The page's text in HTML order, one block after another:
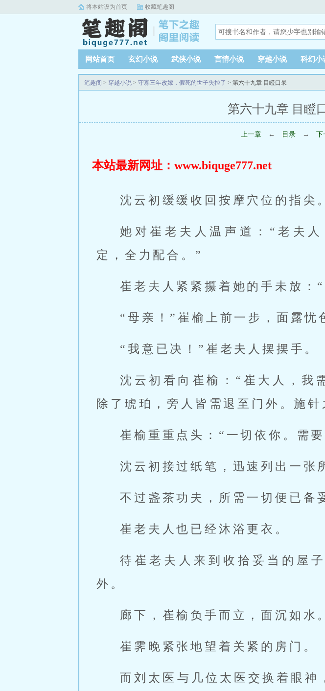
将本站设为首页 收藏笔趣阁
网站首页 玄幻小说 武侠小说 言情小说 穿越小说 科幻小
笔趣阁 > 穿越小说 > 守寡三年改嫁，假死的世子失控了 > 第六十九章 目瞪口呆
第六十九章 目瞪
上一章 ← 目录 → 下
本站最新网址：www.biquge777.net
沈云初缓缓收回按摩穴位的指尖。
她对崔老夫人温声道：“老夫
定，全力配合。”
崔老夫人紧紧攥着她的手未放：
“母亲！”崔榆上前一步，面露忧
“我意已决！”崔老夫人摆摆手。
沈云初看向崔榆：“崔大人，我
除了琥珀，旁人皆需退至门外。施
崔榆重重点头：“一切依你。需
沈云初接过纸笔，迅速列出一张
不过盏茶功夫，所需一切便已备
崔老夫人也已经沐浴更衣。
待崔老夫人来到收拾妥当的屋
外。
廊下，崔榆负手而立，面沉如水。
崔霁晚紧张地望着关紧的房门。
而刘太医与几位太医交换着眼